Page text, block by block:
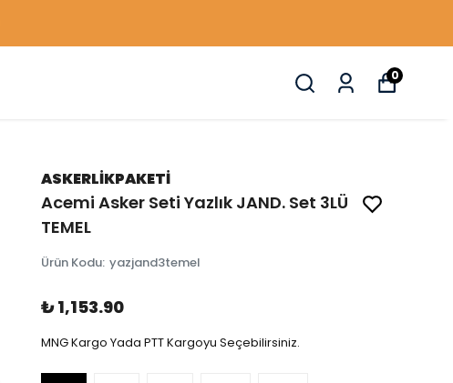
0
ASKERLİKPAKETİ
Acemi Asker Seti Yazlık JAND. Set 3LÜ
TEMEL
Ürün Kodu: yazjand3temel
₺ 1,153.90
MNG Kargo Yada PTT Kargoyu Seçebilirsiniz.